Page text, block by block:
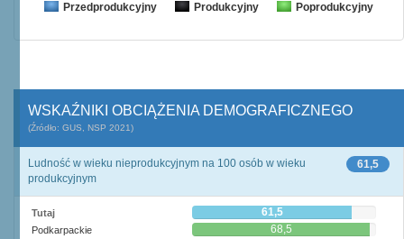
Przedprodukcyjny Produkcyjny Poprodukcyjny
WSKAŹNIKI OBCIĄŻENIA DEMOGRAFICZNEGO
(Źródło: GUS, NSP 2021)
61,5
Ludność w wieku nieprodukcyjnym na 100 osób w wieku
produkcyjnym
Tutaj 61,5
Podkarpackie 68,5